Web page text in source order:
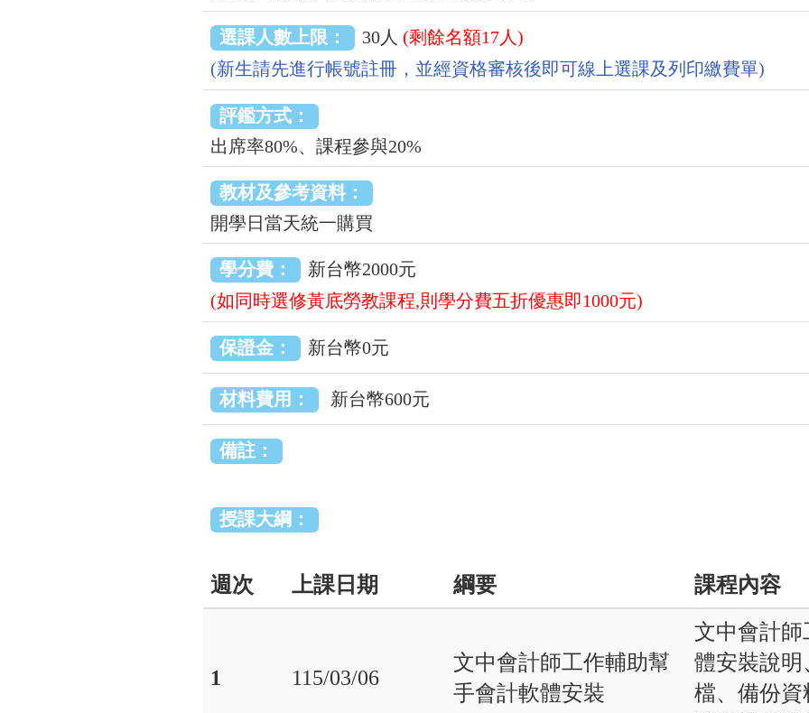
選課人數上限： 30人(剩餘名額17人)
(新生請先進行帳號註冊，並經資格審核後即可線上選課及列印繳費單)
評鑑方式：
出席率80%、課程參與20%
教材及參考資料：
開學日當天統一購買
學分費：
新台幣2000元
(如同時選修黃底勞教課程,則學分費五折優惠即1000元)
保證金： 新台幣0元
材料費用： 新台幣600元
備註：
授課大綱：
週次 上課日期 綱要 課程內容
1 115/03/06
文中會計師工作輔助幫
手會計軟體安裝
文中會計
體安裝說
檔、備份